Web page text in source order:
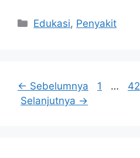
Kategori
Edukasi, Penyakit
← Sebelumnya Halaman
1 … 42
Selanjutnya →